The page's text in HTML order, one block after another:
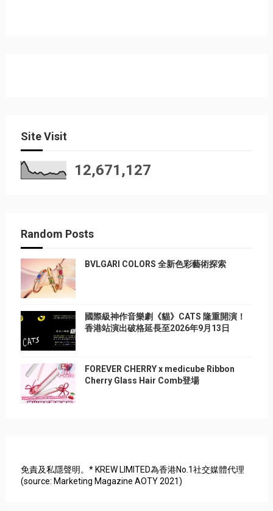
Site Visit
12,671,127
Random Posts
BVLGARI COLORS 全新色彩藝術探索
國際級神作音樂劇《貓》CATS 隆重開演！
香港站演出破格延長至2026年9月13日
FOREVER CHERRY x medicube Ribbon
Cherry Glass Hair Comb登場
免責及私隱聲明。* KREW LIMITED為香港No.1社交媒體代理
(source: Marketing Magazine AOTY 2021)